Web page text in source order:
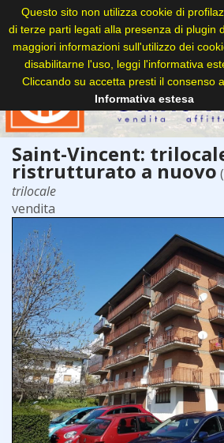
Saint-Vincent:
ristrutturato a nuovo
trilocale
vendita
Questo sito non utilizza cookie di
di terze parti legati alla presenza di plugin
maggiori informazioni sull'utilizzo dei
disabilitarne l'uso, leggi l'informativa
Cliccando su accetta presti il consenso
Informativa estesa